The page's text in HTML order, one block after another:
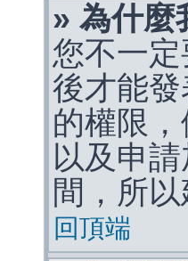
» 為什麼
您不一
後才能
的權限
以及申
間，所以
回頂端